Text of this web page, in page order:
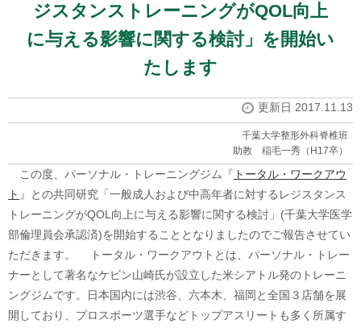
ジスタンストレーニングがQOL向上
に与える影響に関する検討」を開始い
たします
更新日 2017.11.13
千葉大学整形外科脊椎班
助教 稲毛一秀（H17卒）
この度、パーソナル・トレーニングジム『 トータル・ワークアウ
ト 』との共同研究「一般成人および中高年者に対するレジスタンス
トレーニングがQOL向上に与える影響に関する検討」(千葉大学医学
部倫理員会承認済)を開始することとなりましたのでご報告させてい
ただきます。 トータル・ワークアウトとは、パーソナル・トレー
ナーとして著名なケビン山崎氏が設立した米シアトル発のトレーニ
ングジムです。日本国内には渋谷、六本木、福岡と全国３店舗を展
開しており、プロスポーツ選手などトップアスリートも多く所属す